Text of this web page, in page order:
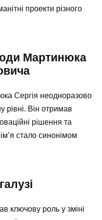
проекти різного
Мартинюка
Сергія неодноразово
рівні. Він отримав
рішення та
стало синонімом
ключову роль у зміні